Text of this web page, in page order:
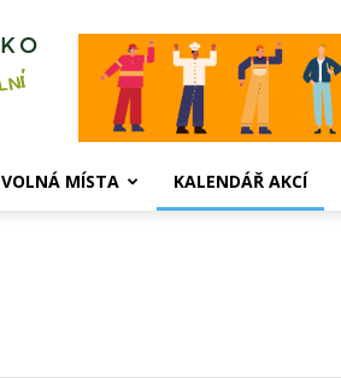
VOLNÁ MÍSTA KALENDÁŘ AKCÍ